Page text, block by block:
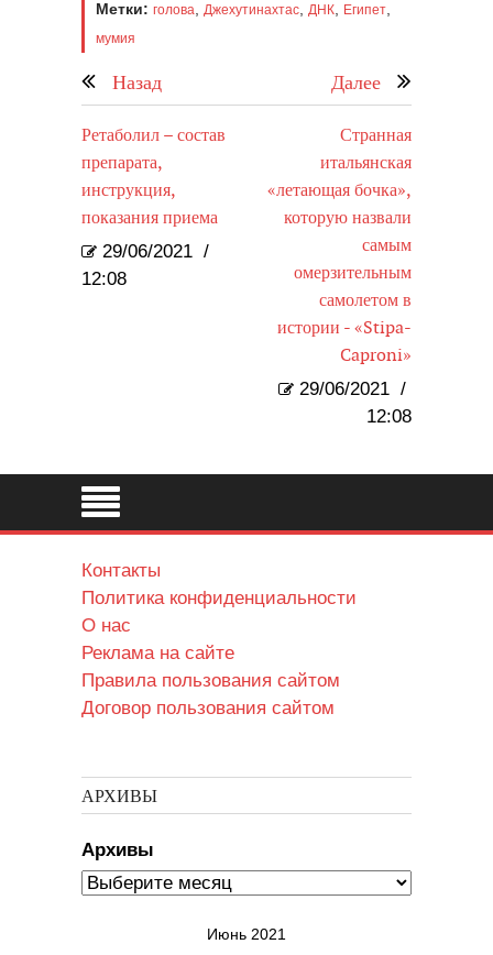
Метки: голова, Джехутинахтас, ДНК, Египет,
мумия
Назад Далее
Ретаболил – состав
препарата,
инструкция,
показания приема
29/06/2021 /
12:08
Странная
итальянская
«летающая бочка»,
которую назвали
самым
омерзительным
самолетом в
истории - «Stipa-
Caproni»
29/06/2021 /
12:08
Контакты
Политика конфиденциальности
О нас
Реклама на сайте
Правила пользования сайтом
Договор пользования сайтом
АРХИВЫ
Архивы
Июнь 2021